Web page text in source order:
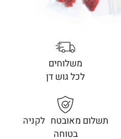
משלוחים
לכל גוש דן
תשלום מאובטח לקניה
בטוחה